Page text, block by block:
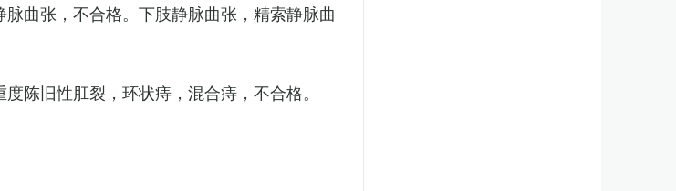
曲张，不合格。下肢静脉曲张，精索静脉曲
陈旧性肛裂，环状痔，混合痔，不合格。